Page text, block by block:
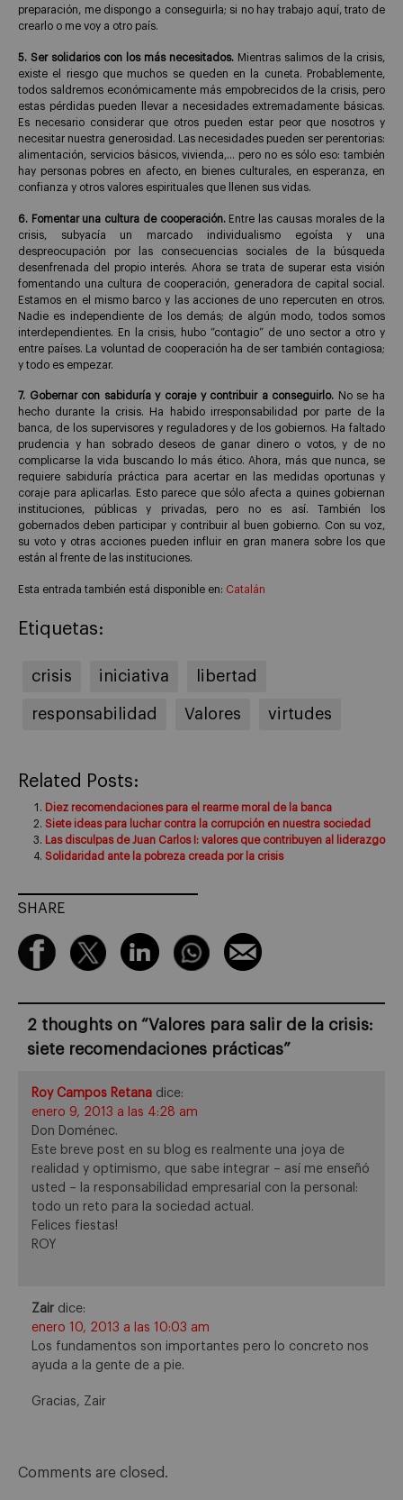
preparación, me dispongo a conseguirla; si no hay trabajo aquí, trato de
crearlo o me voy a otro país.
5. Ser solidarios con los más necesitados. Mientras salimos de la crisis,
existe el riesgo que muchos se queden en la cuneta. Probablemente,
todos saldremos económicamente más empobrecidos de la crisis, pero
estas pérdidas pueden llevar a necesidades extremadamente básicas.
Es necesario considerar que otros pueden estar peor que nosotros y
necesitar nuestra generosidad. Las necesidades pueden ser perentorias:
alimentación, servicios básicos, vivienda,… pero no es sólo eso: también
hay personas pobres en afecto, en bienes culturales, en esperanza, en
confianza y otros valores espirituales que llenen sus vidas.
6. Fomentar una cultura de cooperación. Entre las causas morales de la
crisis, subyacía un marcado individualismo egoísta y una
despreocupación por las consecuencias sociales de la búsqueda
desenfrenada del propio interés. Ahora se trata de superar esta visión
fomentando una cultura de cooperación, generadora de capital social.
Estamos en el mismo barco y las acciones de uno repercuten en otros.
Nadie es independiente de los demás; de algún modo, todos somos
interdependientes. En la crisis, hubo “contagio” de uno sector a otro y
entre países. La voluntad de cooperación ha de ser también contagiosa;
y todo es empezar.
7. Gobernar con sabiduría y coraje y contribuir a conseguirlo. No se ha
hecho durante la crisis. Ha habido irresponsabilidad por parte de la
banca, de los supervisores y reguladores y de los gobiernos. Ha faltado
prudencia y han sobrado deseos de ganar dinero o votos, y de no
complicarse la vida buscando lo más ético. Ahora, más que nunca, se
requiere sabiduría práctica para acertar en las medidas oportunas y
coraje para aplicarlas. Esto parece que sólo afecta a quines gobiernan
instituciones, públicas y privadas, pero no es así. También los
gobernados deben participar y contribuir al buen gobierno. Con su voz,
su voto y otras acciones pueden influir en gran manera sobre los que
están al frente de las instituciones.
Esta entrada también está disponible en: Catalán
Etiquetas:
crisis iniciativa libertad
responsabilidad Valores virtudes
Related Posts:
Diez recomendaciones para el rearme moral de la banca
Siete ideas para luchar contra la corrupción en nuestra sociedad
Las disculpas de Juan Carlos I: valores que contribuyen al liderazgo
Solidaridad ante la pobreza creada por la crisis
SHARE
2 thoughts on “Valores para salir de la crisis:
siete recomendaciones prácticas”
Roy Campos Retana dice:
enero 9, 2013 a las 4:28 am
Don Doménec.
Este breve post en su blog es realmente una joya de
realidad y optimismo, que sabe integrar – así me enseñó
usted – la responsabilidad empresarial con la personal:
todo un reto para la sociedad actual.
Felices fiestas!
ROY
Zair dice:
enero 10, 2013 a las 10:03 am
Los fundamentos son importantes pero lo concreto nos
ayuda a la gente de a pie.
Gracias, Zair
Comments are closed.